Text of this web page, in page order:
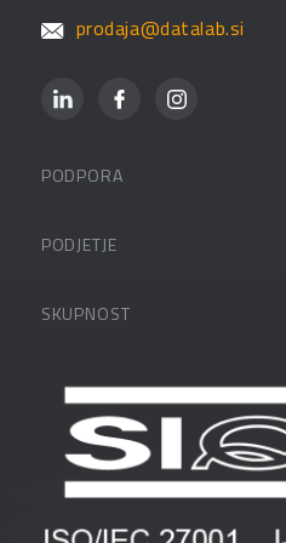
prodaja@datalab.si
PODPORA
FAQ – pogosta vprašanja
PODJETJE
Zaposlitev
Vlagatelji
Pogoji in pogodbe
SKUPNOST
Blog
Spletni seminarji